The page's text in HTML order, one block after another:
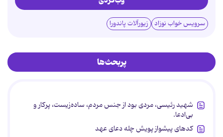
سرویس خواب نوزاد زیورآلات پاندورا
پربحث‌ها
شهید رئیسی، مردی بود از جنس مردم، ساده‌زیست، پرکار و
بی‌ادعا.
کدهای پیشواز پویش چله دعای عهد